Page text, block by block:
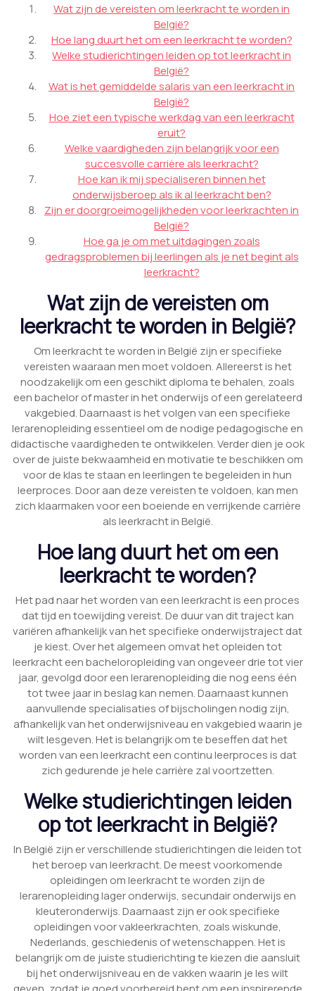
Wat zijn de vereisten om leerkracht te worden in
België?
Hoe lang duurt het om een leerkracht te worden?
Welke studierichtingen leiden op tot leerkracht in
België?
Wat is het gemiddelde salaris van een leerkracht in
België?
Hoe ziet een typische werkdag van een leerkracht
eruit?
Welke vaardigheden zijn belangrijk voor een
succesvolle carrière als leerkracht?
Hoe kan ik mij specialiseren binnen het
onderwijsberoep als ik al leerkracht ben?
Zijn er doorgroeimogelijkheden voor leerkrachten in
België?
Hoe ga je om met uitdagingen zoals
gedragsproblemen bij leerlingen als je net begint als
leerkracht?
Wat zijn de vereisten om
leerkracht te worden in België?
Om leerkracht te worden in België zijn er specifieke
vereisten waaraan men moet voldoen. Allereerst is het
noodzakelijk om een geschikt diploma te behalen, zoals
een bachelor of master in het onderwijs of een gerelateerd
vakgebied. Daarnaast is het volgen van een specifieke
lerarenopleiding essentieel om de nodige pedagogische en
didactische vaardigheden te ontwikkelen. Verder dien je ook
over de juiste bekwaamheid en motivatie te beschikken om
voor de klas te staan en leerlingen te begeleiden in hun
leerproces. Door aan deze vereisten te voldoen, kan men
zich klaarmaken voor een boeiende en verrijkende carrière
als leerkracht in België.
Hoe lang duurt het om een
leerkracht te worden?
Het pad naar het worden van een leerkracht is een proces
dat tijd en toewijding vereist. De duur van dit traject kan
variëren afhankelijk van het specifieke onderwijstraject dat
je kiest. Over het algemeen omvat het opleiden tot
leerkracht een bacheloropleiding van ongeveer drie tot vier
jaar, gevolgd door een lerarenopleiding die nog eens één
tot twee jaar in beslag kan nemen. Daarnaast kunnen
aanvullende specialisaties of bijscholingen nodig zijn,
afhankelijk van het onderwijsniveau en vakgebied waarin je
wilt lesgeven. Het is belangrijk om te beseffen dat het
worden van een leerkracht een continu leerproces is dat
zich gedurende je hele carrière zal voortzetten.
Welke studierichtingen leiden
op tot leerkracht in België?
In België zijn er verschillende studierichtingen die leiden tot
het beroep van leerkracht. De meest voorkomende
opleidingen om leerkracht te worden zijn de
lerarenopleiding lager onderwijs, secundair onderwijs en
kleuteronderwijs. Daarnaast zijn er ook specifieke
opleidingen voor vakleerkrachten, zoals wiskunde,
Nederlands, geschiedenis of wetenschappen. Het is
belangrijk om de juiste studierichting te kiezen die aansluit
bij het onderwijsniveau en de vakken waarin je les wilt